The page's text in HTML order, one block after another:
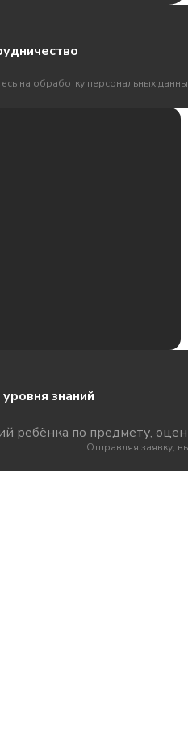
на обработку персональных
знаний
ребёнка по предмету,
Отправляя заявку,